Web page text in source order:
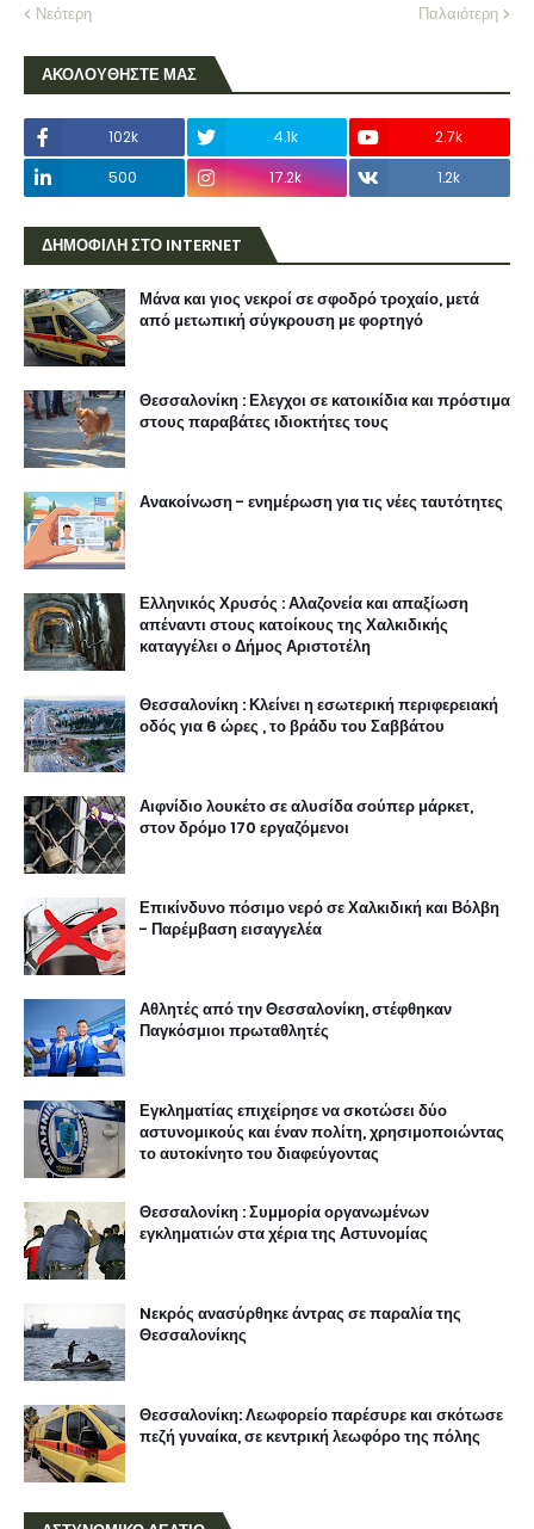
Νεότερη Παλαιότερη
ΑΚΟΛΟΥΘΗΣΤΕ ΜΑΣ
102k 4.1k
2.7k
500
17.2k 1.2k
ΔΗΜΟΦΙΛΗ ΣΤΟ INTERNET
Μάνα και γιος νεκροί σε σφοδρό τροχαίο, μετά
από μετωπική σύγκρουση με φορτηγό
Θεσσαλονίκη : Ελεγχοι σε κατοικίδια και πρόστιμα
στους παραβάτες ιδιοκτήτες τους
Ανακοίνωση - ενημέρωση για τις νέες ταυτότητες
Ελληνικός Χρυσός : Αλαζονεία και απαξίωση
απέναντι στους κατοίκους της Χαλκιδικής
καταγγέλει ο Δήμος Αριστοτέλη
Θεσσαλονίκη : Κλείνει η εσωτερική περιφερειακή
οδός για 6 ώρες , το βράδυ του Σαββάτου
Αιφνίδιο λουκέτο σε αλυσίδα σούπερ μάρκετ,
στον δρόμο 170 εργαζόμενοι
Επικίνδυνο πόσιμο νερό σε Χαλκιδική και Βόλβη
- Παρέμβαση εισαγγελέα
Αθλητές από την Θεσσαλονίκη, στέφθηκαν
Παγκόσμιοι πρωταθλητές
Εγκληματίας επιχείρησε να σκοτώσει δύο
αστυνομικούς και έναν πολίτη, χρησιμοποιώντας
το αυτοκίνητο του διαφεύγοντας
Θεσσαλονίκη : Συμμορία οργανωμένων
εγκληματιών στα χέρια της Αστυνομίας
Nεκρός ανασύρθηκε άντρας σε παραλία της
Θεσσαλονίκης
Θεσσαλονίκη: Λεωφορείο παρέσυρε και σκότωσε
πεζή γυναίκα, σε κεντρική λεωφόρο της πόλης